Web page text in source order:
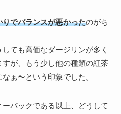
でバランスが悪かったのがち
ても高価なダージリンが多く
が、もう少し他の種類の紅茶
ぁ〜という印象でした。
パックである以上、どうして